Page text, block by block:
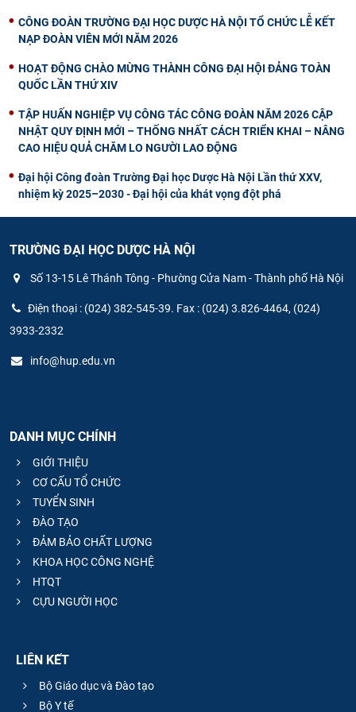
CÔNG ĐOÀN TRƯỜNG ĐẠI HỌC DƯỢC HÀ NỘI TỔ CHỨC LỄ KẾT
NẠP ĐOÀN VIÊN MỚI NĂM 2026
HOẠT ĐỘNG CHÀO MỪNG THÀNH CÔNG ĐẠI HỘI ĐẢNG TOÀN
QUỐC LẦN THỨ XIV
TẬP HUẤN NGHIỆP VỤ CÔNG TÁC CÔNG ĐOÀN NĂM 2026 CẬP
NHẬT QUY ĐỊNH MỚI – THỐNG NHẤT CÁCH TRIỂN KHAI – NÂNG
CAO HIỆU QUẢ CHĂM LO NGƯỜI LAO ĐỘNG
Đại hội Công đoàn Trường Đại học Dược Hà Nội Lần thứ XXV,
nhiệm kỳ 2025–2030 - Đại hội của khát vọng đột phá
TRƯỜNG ĐẠI HỌC DƯỢC HÀ NỘI
Số 13-15 Lê Thánh Tông - Phường Cửa Nam - Thành phố Hà Nội
Điện thoại : (024) 382-545-39. Fax : (024) 3.826-4464, (024)
3933-2332
info@hup.edu.vn
DANH MỤC CHÍNH
GIỚI THIỆU
CƠ CẤU TỔ CHỨC
TUYỂN SINH
ĐÀO TẠO
ĐẢM BẢO CHẤT LƯỢNG
KHOA HỌC CÔNG NGHỆ
HTQT
CỰU NGƯỜI HỌC
LIÊN KẾT
Bộ Giáo dục và Đào tạo
Bộ Y tế